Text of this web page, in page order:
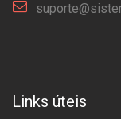
Links úteis